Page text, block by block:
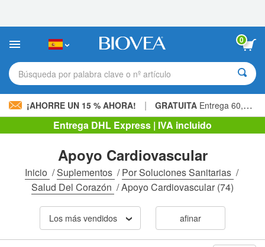
sitio
incluye
sistema
de
0
Búsqueda por palabra clave o nº artículo
¡AHORRE UN 15 % AHORA! | GRATUITA Entrega 60,00 € »
Entrega DHL Express | IVA incluido
Apoyo Cardiovascular
Inicio /Suplementos /Por Soluciones Sanitarias /
Salud Del Corazón /Apoyo Cardiovascular (74)
Los más vendidos afinar